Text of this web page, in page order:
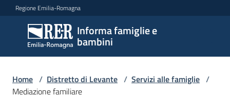
Vai al contenuto
Vai alla navigazione
Vai al footer
Regione Emilia-Romagna
Informa famiglie e
bambini
Informa
famiglie
e
bambini
Home / Distretto di Levante / Servizi alle famiglie /
Mediazione familiare